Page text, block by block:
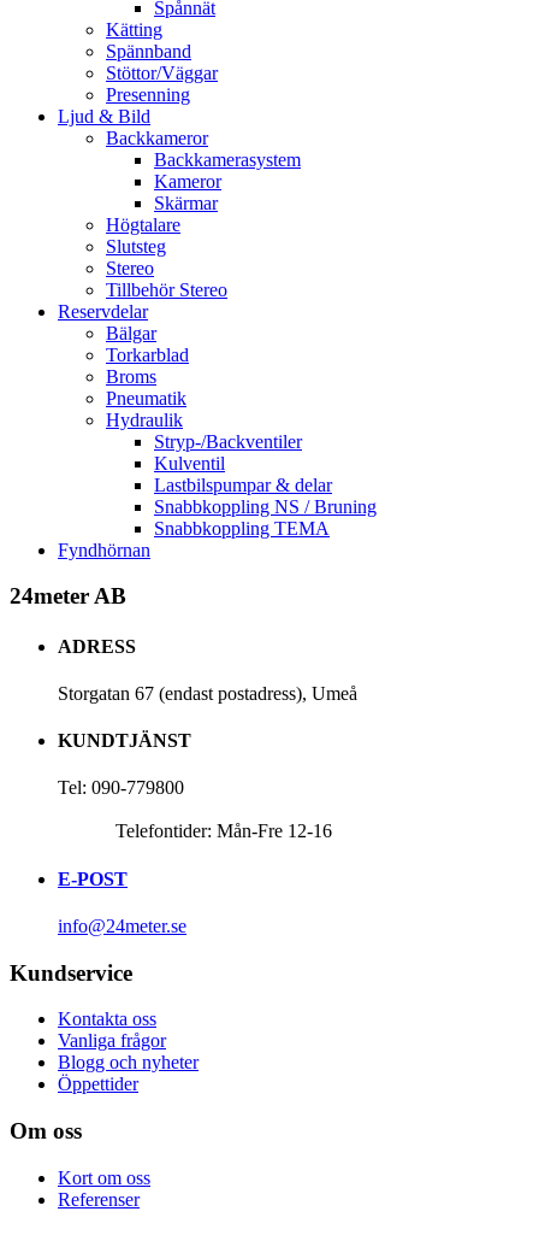
Spånnät
Kätting
Spännband
Stöttor/Väggar
Presenning
Ljud & Bild
Backkameror
Backkamerasystem
Kameror
Skärmar
Högtalare
Slutsteg
Stereo
Tillbehör Stereo
Reservdelar
Bälgar
Torkarblad
Broms
Pneumatik
Hydraulik
Stryp-/Backventiler
Kulventil
Lastbilspumpar & delar
Snabbkoppling NS / Bruning
Snabbkoppling TEMA
Fyndhörnan
24meter AB
ADRESS
Storgatan 67 (endast postadress), Umeå
KUNDTJÄNST
Tel: 090-779800
Telefontider: Mån-Fre 12-16
E-POST
info@24meter.se
Kundservice
Kontakta oss
Vanliga frågor
Blogg och nyheter
Öppettider
Om oss
Kort om oss
Referenser